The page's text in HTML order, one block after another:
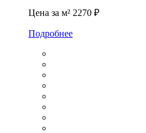
Цена за м² 2270 ₽
Подробнее